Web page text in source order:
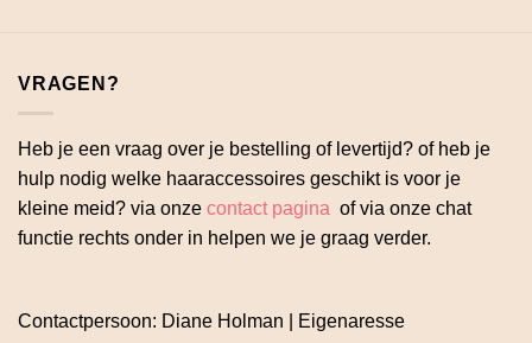
VRAGEN?
Heb je een vraag over je bestelling of levertijd? of heb je
hulp nodig welke haaraccessoires geschikt is voor je
kleine meid? via onze contact pagina of via onze chat
functie rechts onder in helpen we je graag verder.
Contactpersoon: Diane Holman | Eigenaresse